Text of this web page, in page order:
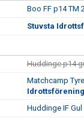
Boo FF p14 TM
Stuvsta
Huddinge p14
Matchcamp
Idrottsförening
Huddinge IF Gul